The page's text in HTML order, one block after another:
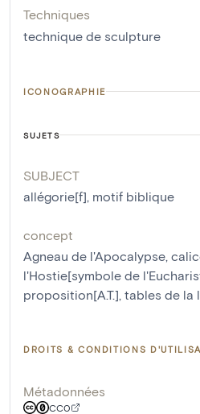
Techniques
technique de sculpture
ICONOGRAPHIE
SUJETS
SUBJECT
allégorie[f], motif biblique
concept
Agneau de l'Apocalypse,
l'Hostie[symbole de
proposition[A.T.], tables de la
DROITS & CONDITIONS
Métadonnées
CC0